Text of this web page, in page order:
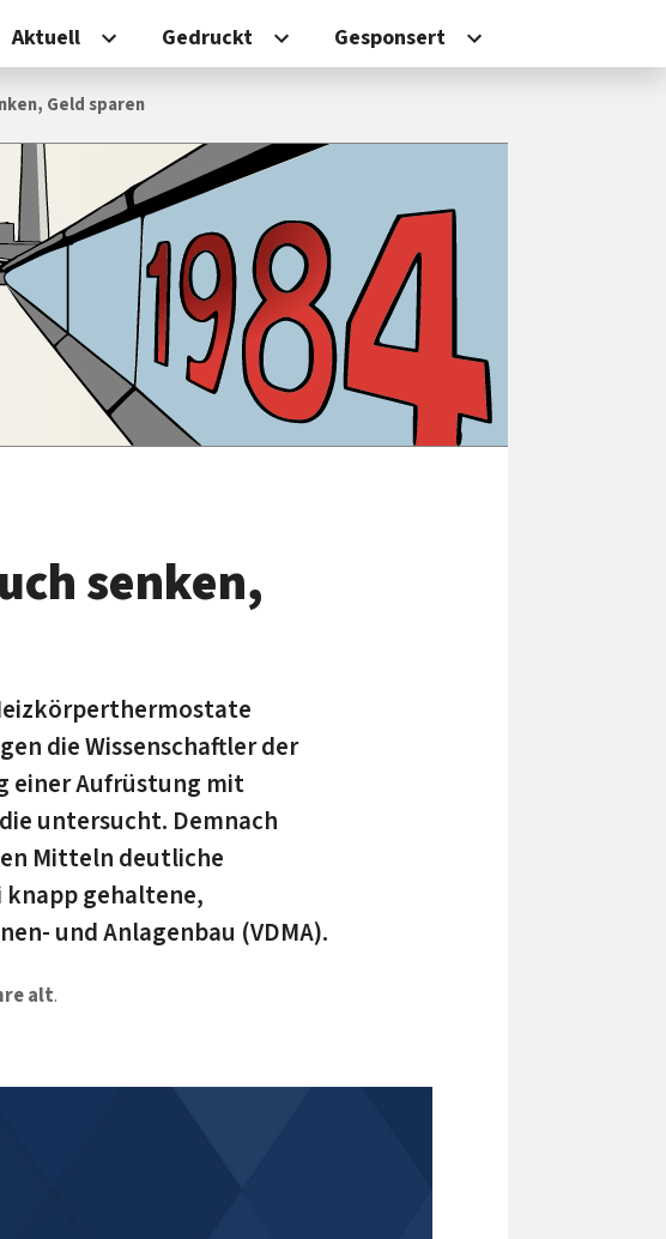
Aktuell Gedruckt Gesponsert
Geld sparen
senken,
die Wissenschaftler der
einer Aufrüstung mit
untersucht. Demnach
Mitteln deutliche
knapp gehaltene,
und Anlagenbau (VDMA).
alt.